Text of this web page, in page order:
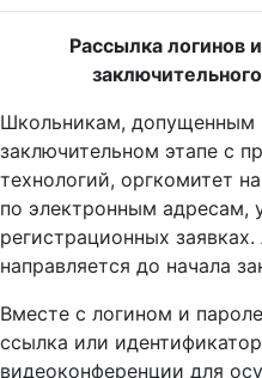
Рассылка логинов
Школьникам, допущенным
заключительном этапе с
технологий, оргкомитет
по электронным адресам,
регистрационных
направляется до начала
Вместе с логином и
ссылка или
видеоконференции для